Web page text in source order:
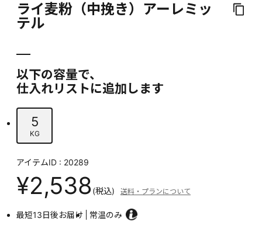
ライ麦粉（中挽き）アーレミッ
テル
以下の容量で、
仕入れリストに追加します
5
KG
アイテムID : 20289
¥2,538(税込) 送料・プランについて
最短13日後お届け 常温のみ